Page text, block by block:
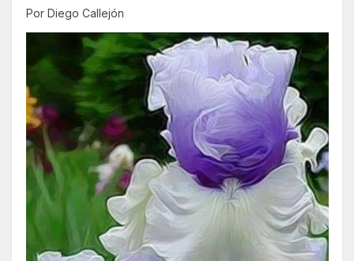
Por Diego Callejón